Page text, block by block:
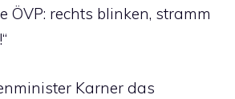
ÖVP: rechts blinken, stramm
Karner das